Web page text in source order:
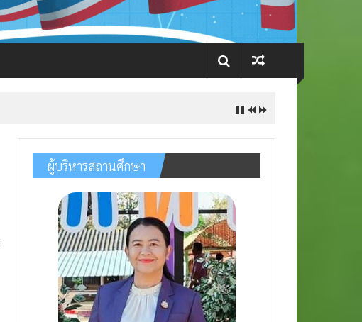
ผู้บริหารสถานศึกษา